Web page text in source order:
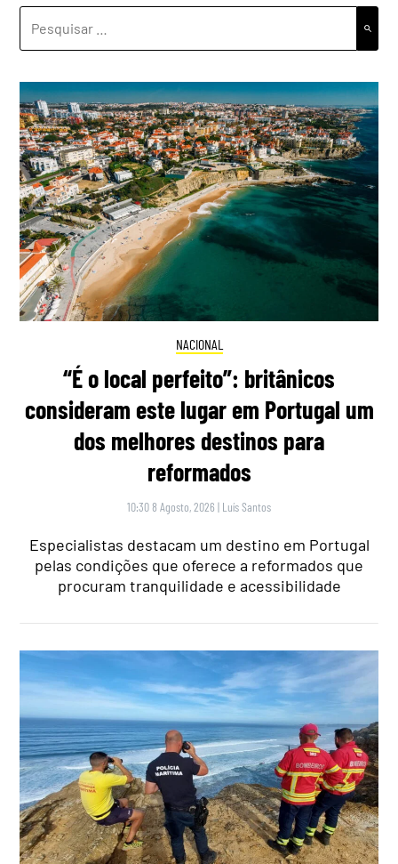
POR:
NACIONAL
“É o local perfeito”: britânicos
consideram este lugar em Portugal um
dos melhores destinos para
reformados
10:30 8 Agosto, 2026 | Luís Santos
Especialistas destacam um destino em Portugal
pelas condições que oferece a reformados que
procuram tranquilidade e acessibilidade